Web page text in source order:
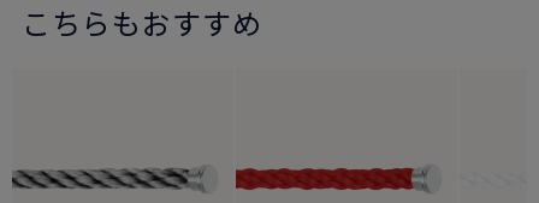
こちらもおすすめ